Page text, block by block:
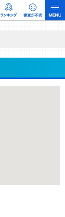
ーへの口コミ収集な